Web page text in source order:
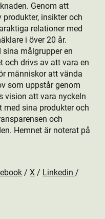
Genom att
insikter och
relationer med
i över 20 år.
målgrupper en
och drivs av att vara en
människor att vända
som uppstår genom
vision att vara nyckeln
med sina produkt­er och
och
Hemnet är noterat på
/ X / Linkedin /